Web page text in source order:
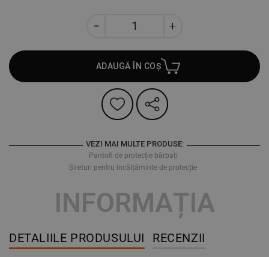
ADAUGĂ ÎN COȘ
VEZI MAI MULTE PRODUSE:
Pantofi de protecție bărbați
Șireturi pentru încălțăminte de protecție
INFORMAȚIA
DETALIILE PRODUSULUI RECENZII